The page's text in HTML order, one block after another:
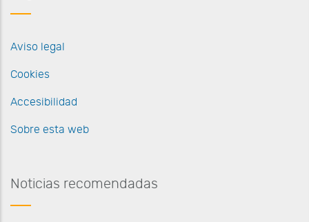
Aviso legal
Cookies
Accesibilidad
Sobre esta web
Noticias recomendadas